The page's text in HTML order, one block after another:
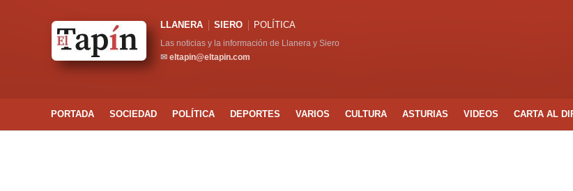
LLANERA SIERO POLÍTICA
Las noticias y la información de Llanera y Siero
✉ eltapin@eltapin.com
PORTADA SOCIEDAD POLÍTICA DEPORTES VARIOS CULTURA ASTURIAS VIDEOS CARTA AL